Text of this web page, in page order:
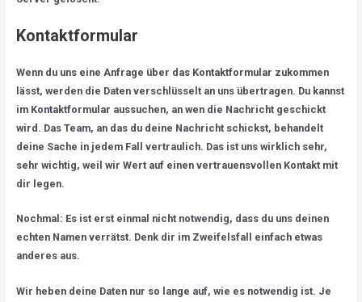
Kontaktformular
Wenn du uns eine Anfrage über das Kontaktformular zukommen
lässt, werden die Daten verschlüsselt an uns übertragen. Du kannst
im Kontaktformular aussuchen, an wen die Nachricht geschickt
wird. Das Team, an das du deine Nachricht schickst, behandelt
deine Sache in jedem Fall vertraulich. Das ist uns wirklich sehr,
sehr wichtig, weil wir Wert auf einen vertrauensvollen Kontakt mit
dir legen.
Nochmal: Es ist erst einmal nicht notwendig, dass du uns deinen
echten Namen verrätst. Denk dir im Zweifelsfall einfach etwas
anderes aus.
Wir heben deine Daten nur so lange auf, wie es notwendig ist. Je